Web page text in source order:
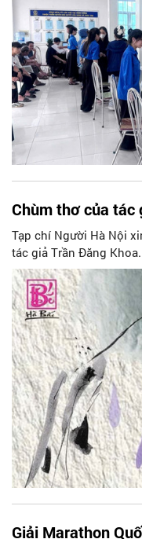
Chùm thơ của tác
Tạp chí Người Hà Nội
tác giả Trần Đăng Khoa.
Giải Marathon